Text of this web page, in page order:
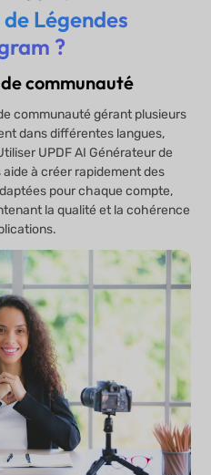
Légendes
?
communauté
communauté gérant plusieurs
dans différentes langues,
UPDF AI Générateur de
à créer rapidement des
pour chaque compte,
la qualité et la cohérence